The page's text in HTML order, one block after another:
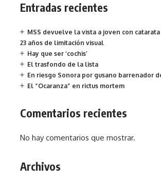
Entradas recientes
MSS devuelve la vista a joven con
23 años de limitación visual
Hay que ser ‘cochis’
El trasfondo de la lista
En riesgo Sonora por gusano barrenador
El “Ocaranza” en rictus mortem
Comentarios recientes
No hay comentarios que mostrar.
Archivos